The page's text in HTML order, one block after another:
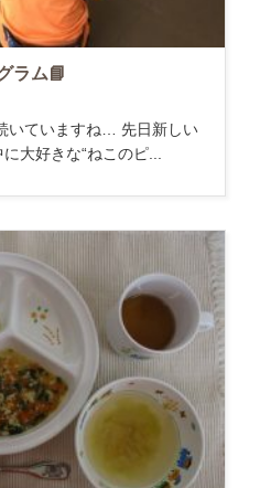
ラム📘
いていますね… 先日新しい
大好きな“ねこのピ...